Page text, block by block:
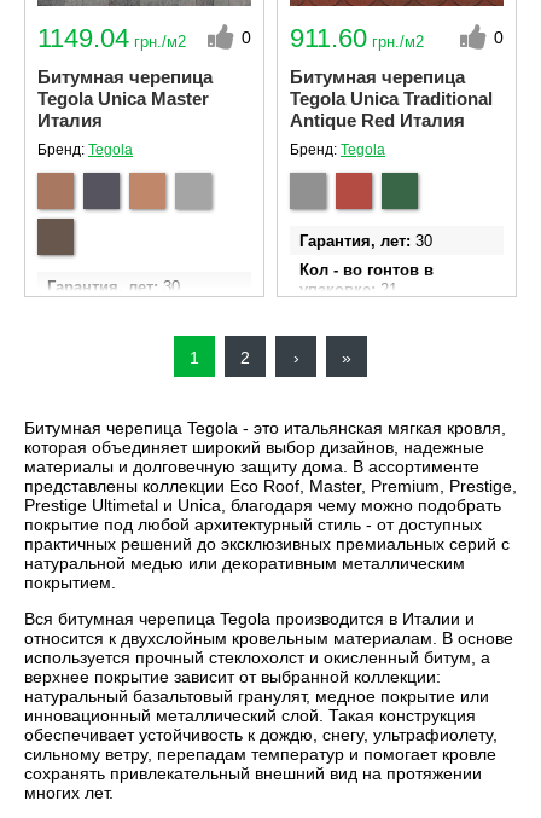
1149.04 грн./м2 0
Битумная черепица
Tegola Unica Master
Италия
Бренд: Tegola
Гарантия, лет 30
337 мм
Площадь эффективного
покрытия одной
упаковки м²
2,0
911.60 грн./м2 0
Битумная черепица
Tegola Unica Traditional
Antique Red Италия
Бренд: Tegola
Гарантия, лет 30
Кол - во гонтов в
упаковке
21
Площадь эффективного
Текущая
1 Page
2
Следующая
›
Последняя
»
Битумная черепица Tegola - это итальянская мягкая кровля,
которая объединяет широкий выбор дизайнов, надежные
материалы и долговечную защиту дома. В ассортименте
представлены коллекции Eco Roof, Master, Premium, Prestige,
Prestige Ultimetal и Unica, благодаря чему можно подобрать
покрытие под любой архитектурный стиль - от доступных
практичных решений до эксклюзивных премиальных серий с
натуральной медью или декоративным металлическим
покрытием.
Вся битумная черепица Tegola производится в Италии и
относится к двухслойным кровельным материалам. В основе
используется прочный стеклохолст и окисленный битум, а
верхнее покрытие зависит от выбранной коллекции:
натуральный базальтовый гранулят, медное покрытие или
инновационный металлический слой. Такая конструкция
обеспечивает устойчивость к дождю, снегу, ультрафиолету,
сильному ветру, перепадам температур и помогает кровле
сохранять привлекательный внешний вид на протяжении
многих лет.